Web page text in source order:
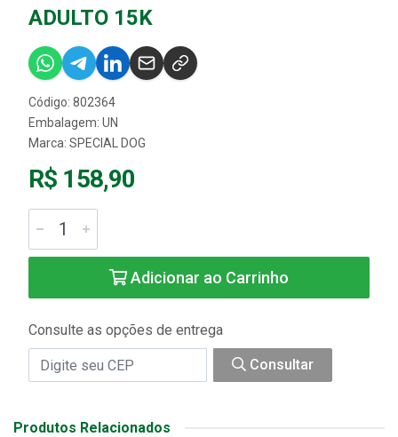
ADULTO 15K
Código: 802364
Embalagem: UN
Marca: SPECIAL DOG
R$ 158,90
Adicionar ao Carrinho
Consulte as opções de entrega
Consultar
Produtos Relacionados